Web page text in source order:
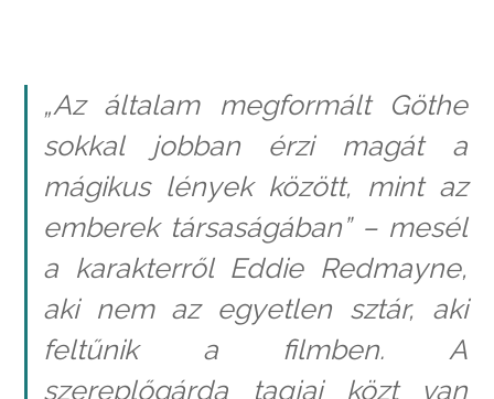
„Az általam megformált Göthe
sokkal jobban érzi magát a
mágikus lények között, mint az
emberek társaságában” – mesél
a karakterről Eddie Redmayne,
aki nem az egyetlen sztár, aki
feltűnik a filmben. A
szereplőgárda tagjai közt van